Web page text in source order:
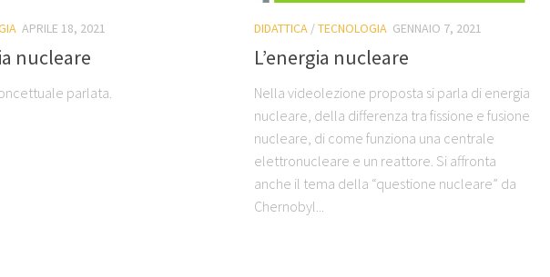
APRILE 18, 2021
nucleare
parlata.
DIDATTICA /TECNOLOGIA GENNAIO 7, 2021
L’energia nucleare
Nella videolezione proposta si parla di energia
nucleare, della differenza tra fissione e fusione
nucleare, di come funziona una centrale
elettronucleare e un reattore. Si affronta
anche il tema della “questione nucleare” da
Chernobyl...